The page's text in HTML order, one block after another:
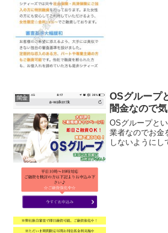
闇金
OSグループ
闇金なので
OSグループと
業者なのでお金
しないようにし